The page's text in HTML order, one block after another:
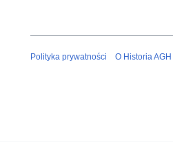
Polityka prywatności O Historia AGH